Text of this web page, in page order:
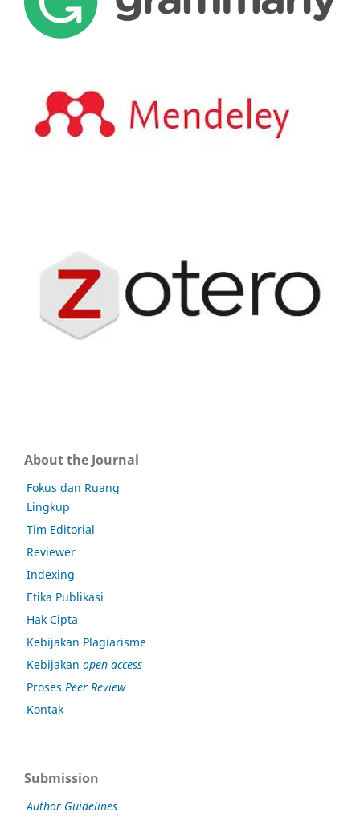
About the Journal
Fokus dan Ruang
Lingkup
Tim Editorial
Reviewer
Indexing
Etika Publikasi
Hak Cipta
Kebijakan Plagiarisme
Kebijakan open access
Proses Peer Review
Kontak
Submission
Author Guidelines